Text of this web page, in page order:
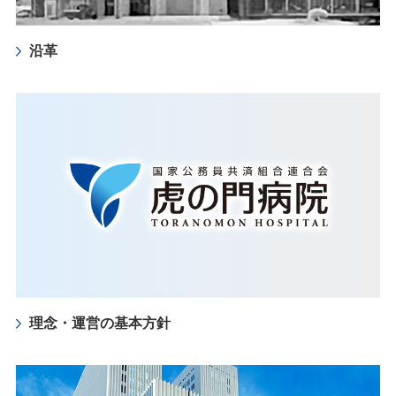
沿革
理念・運営の基本方針